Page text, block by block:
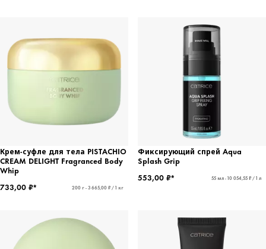
Крем-суфле для тела PISTACHIO
CREAM DELIGHT Fragranced Body
Whip
733,00 ₽*
200 г - 3 665,00 ₽ / 1 кг
Фиксирующий спрей Aqua
Splash Grip
553,00 ₽*
55 мл - 10 054,55 ₽ / 1 л